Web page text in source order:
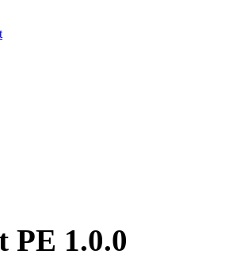
PE 1.0.0